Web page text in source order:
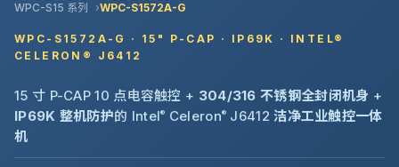
WPC-S15 系列
WPC-S1572A-G
WPC-S1572A-G · 15" P-CAP · IP69K · INTEL®
CELERON® J6412
15 寸 P-CAP 10 点电容触控 + 304/316 不锈钢全封闭机身 +
IP69K 整机防护的 Intel® Celeron® J6412 洁净工业触控一体
机